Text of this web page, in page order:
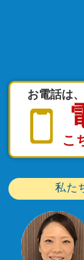
お電話は
こ
私た